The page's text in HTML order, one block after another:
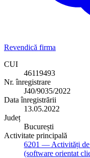
Revendică firma
CUI
46119493
Nr. înregistrare
J40/9035/2022
Data înregistrării
13.05.2022
Județ
București
Activitate principală
6201 — Activități de
(software orientat